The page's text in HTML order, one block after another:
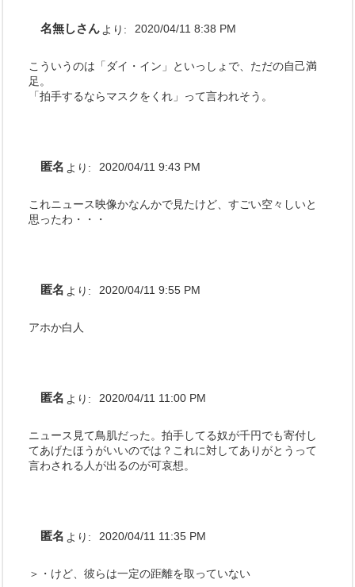
名無しさんより: 2020/04/11 8:38 PM
こういうのは「ダイ・イン」といっしょで、ただの自己満
足。
「拍手するならマスクをくれ」って言われそう。
匿名 より: 2020/04/11 9:43 PM
これニュース映像かなんかで見たけど、すごい空々しいと
思ったわ・・・
匿名 より: 2020/04/11 9:55 PM
アホか白人
匿名 より: 2020/04/11 11:00 PM
ニュース見て鳥肌だった。拍手してる奴が千円でも寄付し
てあげたほうがいいのでは？これに対してありがとうって
言わされる人が出るのが可哀想。
匿名 より: 2020/04/11 11:35 PM
＞・けど、彼らは一定の距離を取っていない